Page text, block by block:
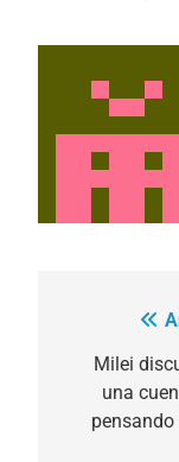
entradas
Milei
una
pensando